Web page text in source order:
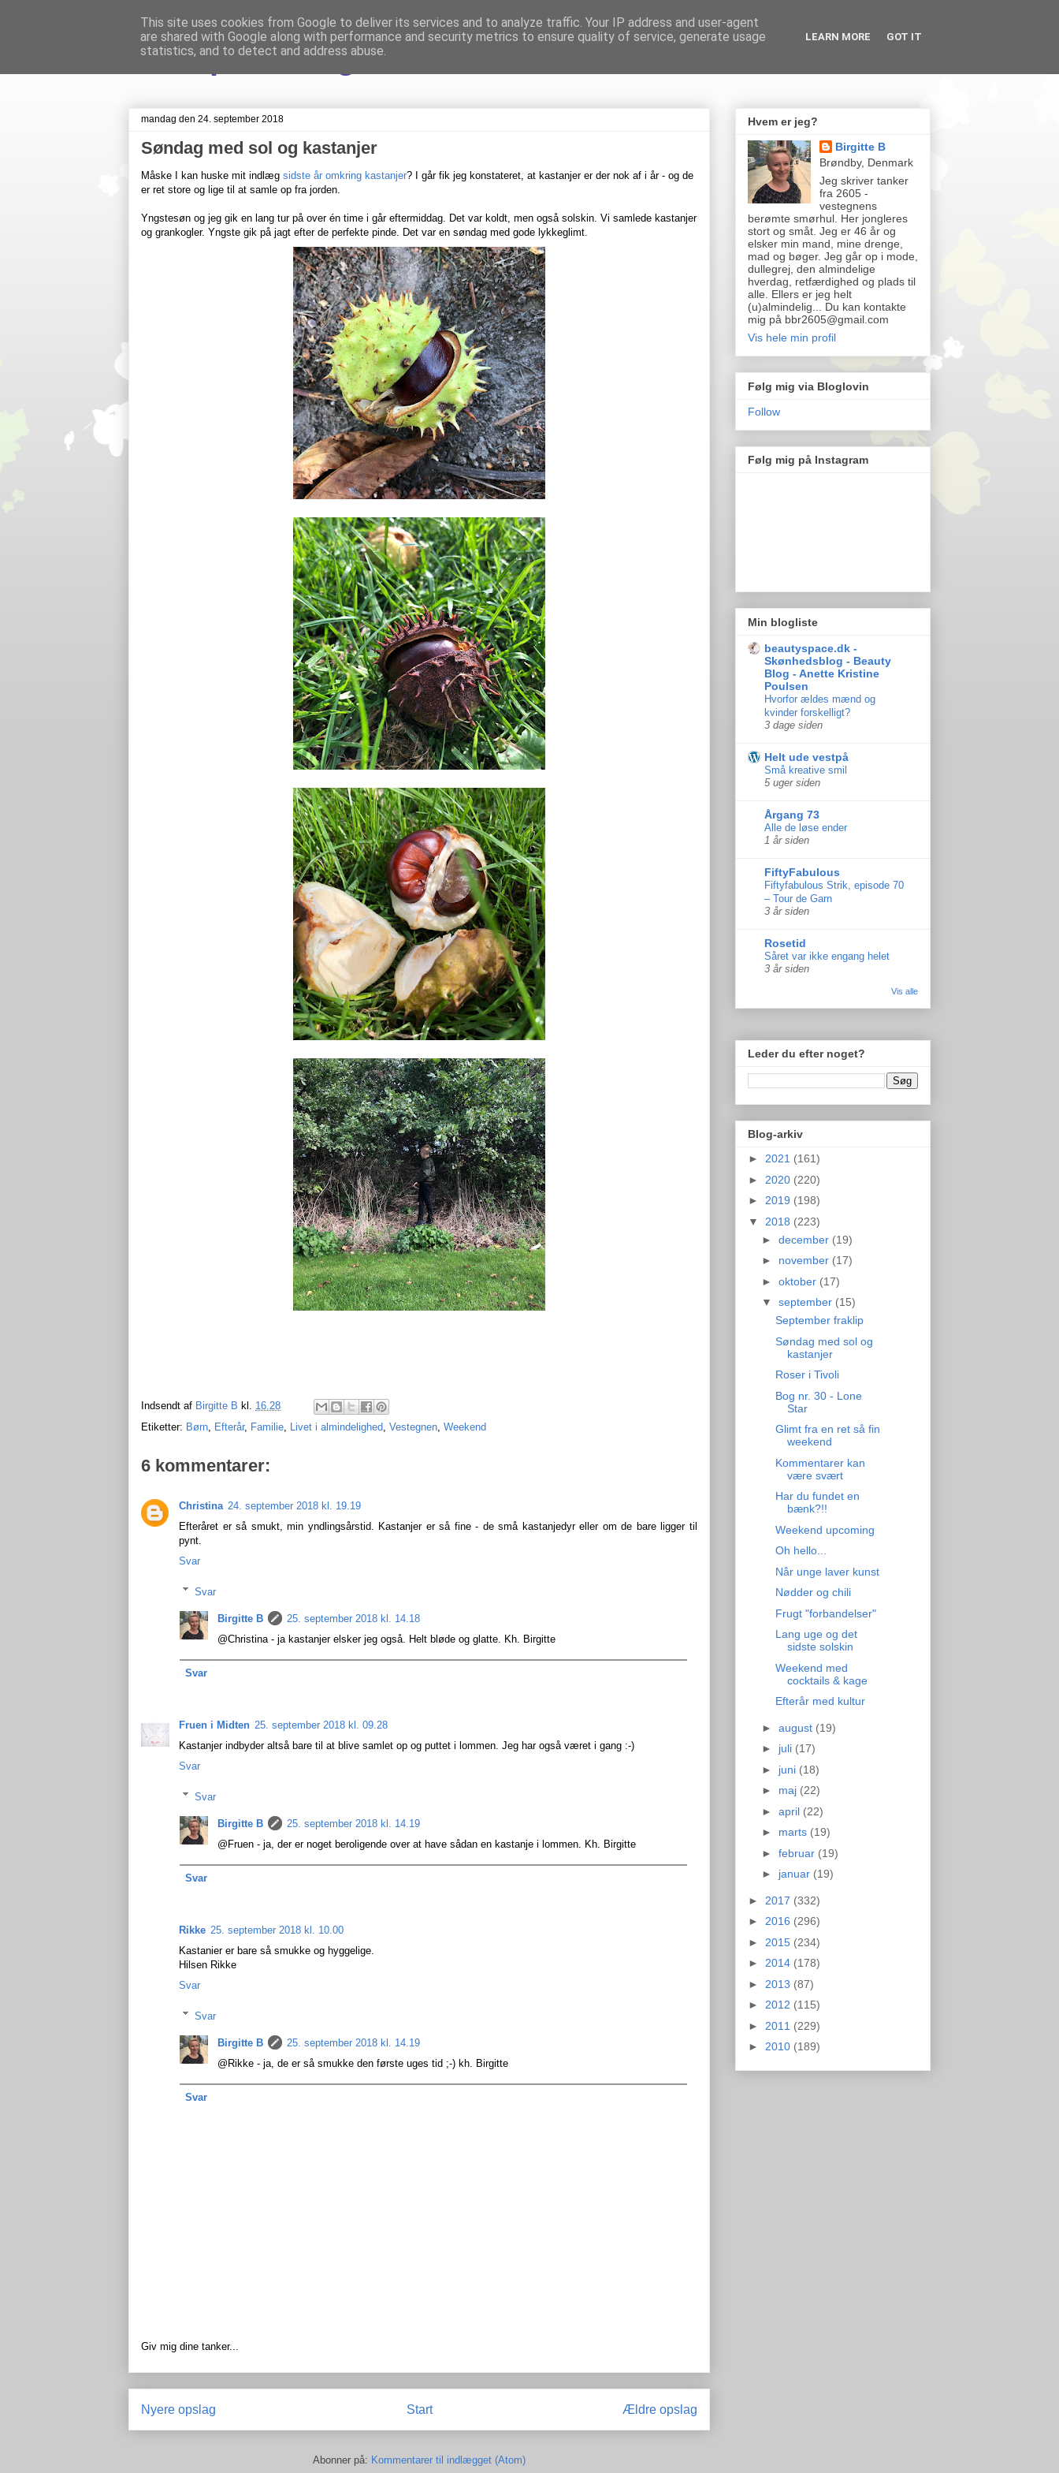
Livet på Vestegnen
mandag den 24. september 2018
Søndag med sol og kastanjer
Måske I kan huske mit indlæg sidste år omkring kastanjer? I går fik jeg konstateret, at kastanjer er der nok af i år - og de
er ret store og lige til at samle op fra jorden.
Yngstesøn og jeg gik en lang tur på over én time i går eftermiddag. Det var koldt, men også solskin. Vi samlede kastanjer
og grankogler. Yngste gik på jagt efter de perfekte pinde. Det var en søndag med gode lykkeglimt.
Indsendt af Birgitte B kl. 16.28
Etiketter: Børn, Efterår, Familie, Livet i almindelighed, Vestegnen, Weekend
6 kommentarer:
Christina 24. september 2018 kl. 19.19
Efteråret er så smukt, min yndlingsårstid. Kastanjer er så fine - de små kastanjedyr eller om de bare ligger til
pynt.
Svar
Svar
Birgitte B
25. september 2018 kl. 14.18
@Christina - ja kastanjer elsker jeg også. Helt bløde og glatte. Kh. Birgitte
Svar
Fruen i Midten 25. september 2018 kl. 09.28
Kastanjer indbyder altså bare til at blive samlet op og puttet i lommen. Jeg har også været i gang :-)
Svar
Svar
Birgitte B
25. september 2018 kl. 14.19
@Fruen - ja, der er noget beroligende over at have sådan en kastanje i lommen. Kh. Birgitte
Svar
Rikke 25. september 2018 kl. 10.00
Kastanier er bare så smukke og hyggelige.
Hilsen Rikke
Svar
Svar
Birgitte B
25. september 2018 kl. 14.19
@Rikke - ja, de er så smukke den første uges tid ;-) kh. Birgitte
Svar
Giv mig dine tanker...
Nyere opslag Ældre opslag
Start
Abonner på: Kommentarer til indlægget (Atom)
Hvem er jeg?
Birgitte B
Brøndby, Denmark
Jeg skriver tanker
fra 2605 -
vestegnens
berømte smørhul. Her jongleres
stort og småt. Jeg er 46 år og
elsker min mand, mine drenge,
mad og bøger. Jeg går op i mode,
dullegrej, den almindelige
hverdag, retfærdighed og plads til
alle. Ellers er jeg helt
(u)almindelig... Du kan kontakte
mig på bbr2605@gmail.com
Vis hele min profil
Følg mig via Bloglovin
Follow
Følg mig på Instagram
Min blogliste
beautyspace.dk -
Skønhedsblog - Beauty
Blog - Anette Kristine
Poulsen
Hvorfor ældes mænd og
kvinder forskelligt?
3 dage siden
Helt ude vestpå
Små kreative smil
5 uger siden
Årgang 73
Alle de løse ender
1 år siden
FiftyFabulous
Fiftyfabulous Strik, episode 70
– Tour de Garn
3 år siden
Rosetid
Såret var ikke engang helet
3 år siden
Vis alle
Leder du efter noget?
Blog-arkiv
► 2021 (161)
► 2020 (220)
► 2019 (198)
▼ 2018 (223)
► december (19)
► november (17)
► oktober (17)
▼ september (15)
September fraklip
Søndag med sol og
kastanjer
Roser i Tivoli
Bog nr. 30 - Lone
Star
Glimt fra en ret så fin
weekend
Kommentarer kan
være svært
Har du fundet en
bænk?!!
Weekend upcoming
Oh hello...
Når unge laver kunst
Nødder og chili
Frugt "forbandelser"
Lang uge og det
sidste solskin
Weekend med
cocktails & kage
Efterår med kultur
► august (19)
► juli (17)
► juni (18)
► maj (22)
► april (22)
► marts (19)
► februar (19)
► januar (19)
► 2017 (332)
► 2016 (296)
► 2015 (234)
► 2014 (178)
► 2013 (87)
► 2012 (115)
► 2011 (229)
► 2010 (189)
This site uses cookies from Google to deliver its services and to analyze traffic. Your IP address and user-agent
are shared with Google along with performance and security metrics to ensure quality of service, generate usage
statistics, and to detect and address abuse.
LEARN MORE GOT IT